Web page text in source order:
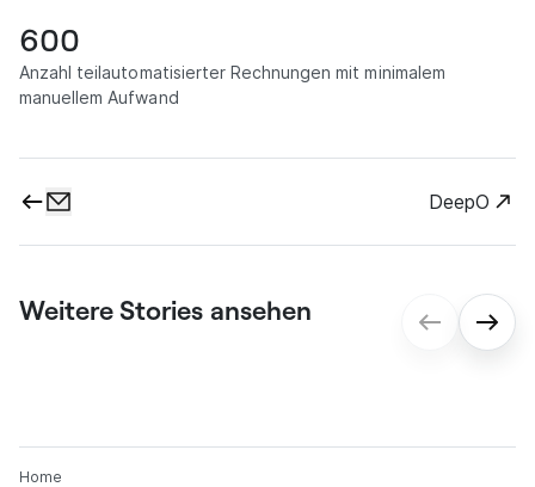
600
Anzahl teilautomatisierter Rechnungen mit minimalem
manuellem Aufwand
DeepO
Weitere Stories ansehen
gmp: Digitale Vertragsprozesse für ein
Home